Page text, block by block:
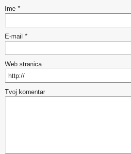
Ime *
E-mail *
Web stranica
Tvoj komentar